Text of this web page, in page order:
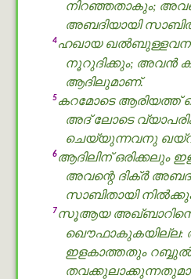
നിറഞ്ഞതാകും;
അബദിയായി
4ഹഖായ ഖൽബുള്ളവന്
നൂറുദിക്കും; അവന്‍
ആദിലുമാണ്.
5 കറമോടെ
അദ് ലോടെ
ചെയ്യുന്നവനു
6ആദിലിന് ഒരിക്കലും
അവന്റെ ദിക്ർ
സാബിതായി
7സൂആയ
ഖൌഫാകുകയില്ല:
ഇളകാത്തതും